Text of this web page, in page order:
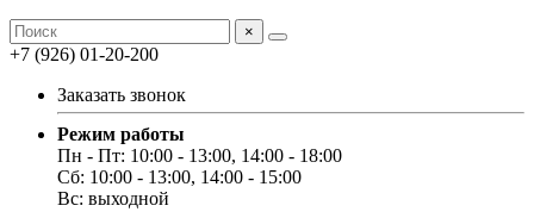
×
+7 (926) 01-20-200
Заказать звонок
Режим работы
Пн - Пт: 10:00 - 13:00, 14:00 - 18:00
Сб: 10:00 - 13:00, 14:00 - 15:00
Вс: выходной